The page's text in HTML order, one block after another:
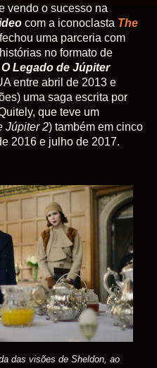
vendo o sucesso na
com a iconoclasta The
uma parceria com
no formato de
O Legado de Júpiter
entre abril de 2013 e
uma saga escrita por
que teve um
Júpiter 2) também em cinco
2016 e julho de 2017.
das visões de Sheldon, ao